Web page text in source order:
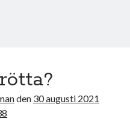
den 30 augusti 2021